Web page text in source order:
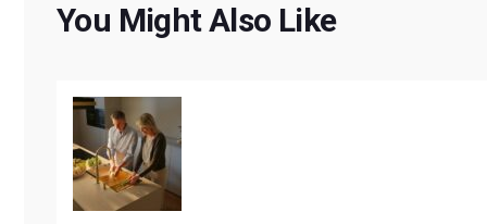
You Might Also Like